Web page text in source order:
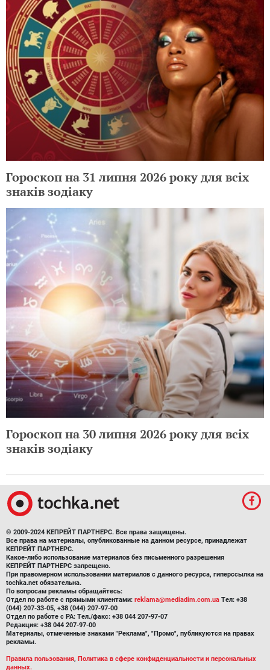
Гороскоп на 31 липня 2026 року для всіх
знаків зодіаку
Гороскоп на 30 липня 2026 року для всіх
знаків зодіаку
© 2009-2024 КЕПРЕЙТ ПАРТНЕРС. Все права защищены.
Все права на материалы, опубликованные на данном ресурсе, принадлежат
КЕПРЕЙТ ПАРТНЕРС.
Какое-либо использование материалов без письменного разрешения
КЕПРЕЙТ ПАРТНЕРС запрещено.
При правомерном использовании материалов с данного ресурса, гиперссылка на
tochka.net обязательна.
По вопросам рекламы обращайтесь:
Отдел по работе с прямыми клиентами: reklama@mediadim.com.ua Тел: +38
(044) 207-33-05, +38 (044) 207-97-00
Отдел по работе с РА: Тел./факс: +38 044 207-97-07
Редакция: +38 044 207-97-00
Материалы, отмеченные знаками "Реклама", "Промо", публикуются на правах
рекламы.
Правила пользования, Политика в сфере конфиденциальности и персональных
данных.